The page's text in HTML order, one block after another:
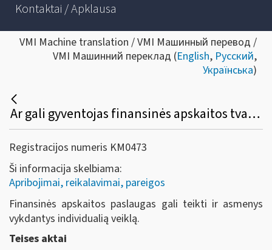
Kontaktai / Apklausa
VMI Machine translation / VMI Машинный перевод /
VMI Машинний переклад (English, Русский,
Українська)
Ar gali gyventojas finansinės apskaitos tvarkymo paslaugas registruoti kaip individualią veiklą?
Registracijos numeris KM0473
Ši informacija skelbiama:
Apribojimai, reikalavimai, pareigos
Finansinės apskaitos paslaugas gali teikti ir asmenys
vykdantys individualią veiklą.
Teises aktai